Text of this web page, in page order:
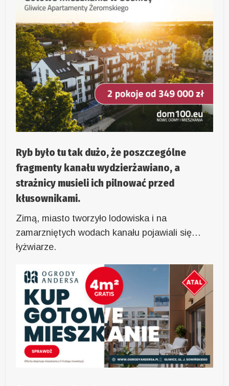
Ryb było tu tak dużo, że poszczególne
fragmenty kanału wydzierżawiano, a
strażnicy musieli ich pilnować przed
kłusownikami.
Zimą, miasto tworzyło lodowiska i na
zamarzniętych wodach kanału pojawiali się…
łyżwiarze.